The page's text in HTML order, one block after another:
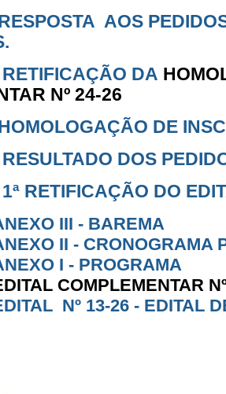
AOS
RETIFICAÇÃO DA
Nº 24-26
DE
RESULTADO DOS
1ª RETIFICAÇÃO DO
III - BAREMA
II - CRONOGRAMA
I - PROGRAMA
COMPLEMENTAR
Nº 13-26 - EDITAL